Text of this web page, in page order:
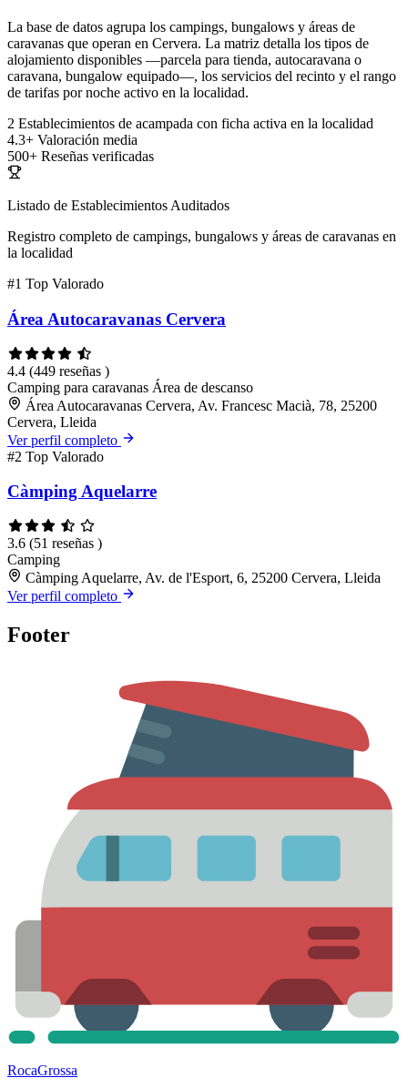
La base de datos agrupa los campings, bungalows y áreas de
caravanas que operan en Cervera. La matriz detalla los tipos de
alojamiento disponibles —parcela para tienda, autocaravana o
caravana, bungalow equipado—, los servicios del recinto y el rango
de tarifas por noche activo en la localidad.
2 Establecimientos de acampada con ficha activa en la localidad
4.3+ Valoración media
500+ Reseñas verificadas
Listado de Establecimientos Auditados
Registro completo de campings, bungalows y áreas de caravanas en
la localidad
#1 Top Valorado
Área Autocaravanas Cervera
4.4 (449 reseñas )
Camping para caravanas Área de descanso
Área Autocaravanas Cervera, Av. Francesc Macià, 78, 25200
Cervera, Lleida
Ver perfil completo
#2 Top Valorado
Càmping Aquelarre
3.6 (51 reseñas )
Camping
Càmping Aquelarre, Av. de l'Esport, 6, 25200 Cervera, Lleida
Ver perfil completo
Footer
RocaGrossa